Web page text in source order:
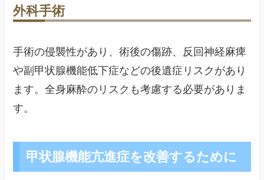
外科手術
手術の侵襲性があり、術後の傷跡、反回神経麻痺
や副甲状腺機能低下症などの後遺症リスクがあり
ます。全身麻酔のリスクも考慮する必要がありま
す。
甲状腺機能亢進症を改善するために